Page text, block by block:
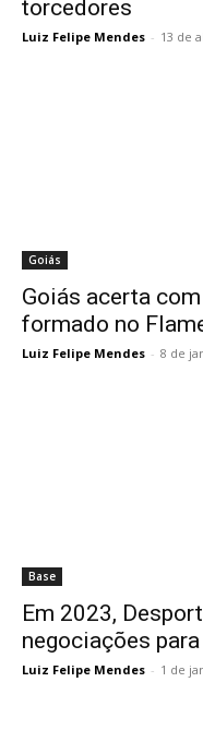
torcedores
Luiz Felipe Mendes - 13 de
Goiás
Goiás acerta
formado no
Luiz Felipe Mendes - 8 de
Base
Em 2023,
negociações
Luiz Felipe Mendes - 1 de